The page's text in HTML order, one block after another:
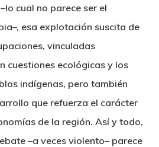
cual no parece ser el
esa explotación suscita de
vinculadas
cuestiones ecológicas y los
indígenas, pero también
que refuerza el carácter
de la región. Así y todo,
–a veces violento– parece